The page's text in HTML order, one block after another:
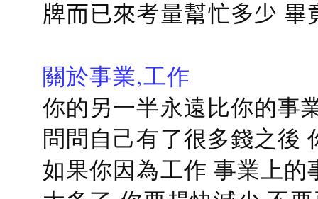
牌而已來考量幫忙多少
關於事業,工作
你的另一半永遠比你的事
問問自己有了很多錢之後
如果你因為工作 事業上